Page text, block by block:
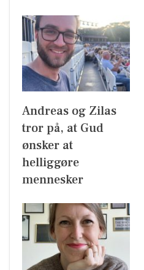
Andreas og Zilas
tror på, at Gud
ønsker at
helliggøre
mennesker